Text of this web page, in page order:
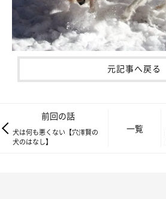
元記事へ戻る
前回の話
犬は何も悪くない【穴澤賢の
犬のはなし】
一覧